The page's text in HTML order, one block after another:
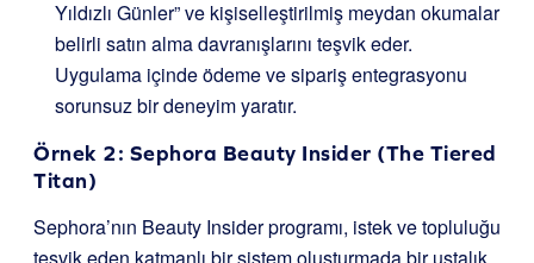
Yıldızlı Günler” ve kişiselleştirilmiş meydan okumalar
belirli satın alma davranışlarını teşvik eder.
Uygulama içinde ödeme ve sipariş entegrasyonu
sorunsuz bir deneyim yaratır.
Örnek 2: Sephora Beauty Insider (The Tiered
Titan)
Sephora’nın Beauty Insider programı, istek ve topluluğu